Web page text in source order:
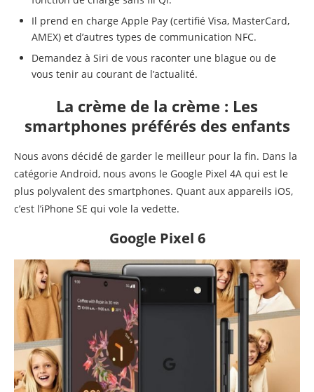
Il prend en charge Apple Pay (certifié Visa, MasterCard,
AMEX) et d’autres types de communication NFC.
Demandez à Siri de vous raconter une blague ou de
vous tenir au courant de l’actualité.
La crème de la crème : Les
smartphones préférés des enfants
Nous avons décidé de garder le meilleur pour la fin. Dans la
catégorie Android, nous avons le Google Pixel 4A qui est le
plus polyvalent des smartphones. Quant aux appareils iOS,
c’est l’iPhone SE qui vole la vedette.
Google Pixel 6